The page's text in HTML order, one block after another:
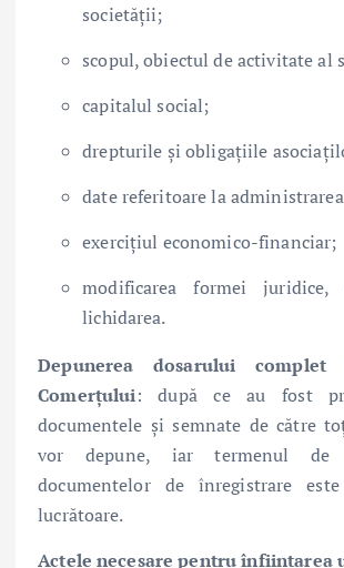
societății;
scopul, obiectul de activitate al
capitalul social;
drepturile și obligațiile
date referitoare la
exercițiul economico-financiar;
modificarea formei juridice,
lichidarea.
Depunerea dosarului
Comerțului: după ce au fost
documentele și semnate de către
vor depune, iar termenul de
documentelor de înregistrare
lucrătoare.
Actele necesare pentru înființarea